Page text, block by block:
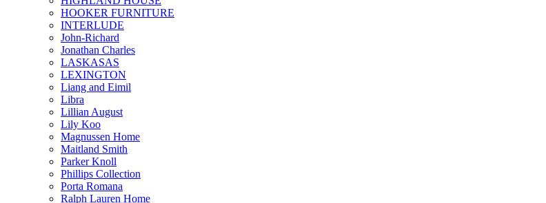
HOOKER FURNITURE
INTERLUDE
John-Richard
Jonathan Charles
LASKASAS
LEXINGTON
Liang and Eimil
Libra
Lillian August
Lily Koo
Magnussen Home
Maitland Smith
Parker Knoll
Phillips Collection
Porta Romana
Ralph Lauren Home